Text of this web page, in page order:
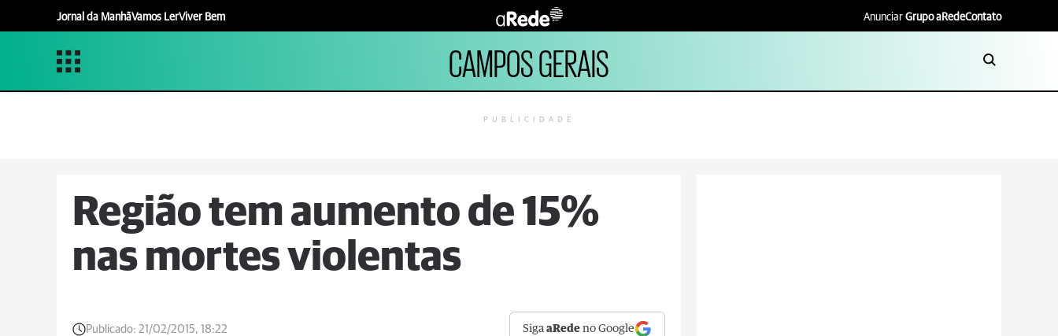
Jornal da ManhãVamos LerViver Bem Anunciar Grupo aRedeContato
CAMPOS GERAIS
PUBLICIDADE
Região tem aumento de 15%
nas mortes violentas
Publicado: 21/02/2015, 18:22 SigaaRede no Google